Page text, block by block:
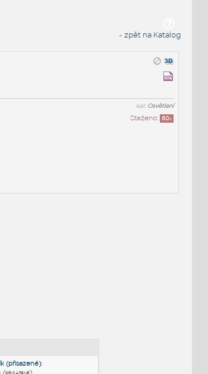
« zpět na Katalog
kat:Osvětlení
Staženo: 60x